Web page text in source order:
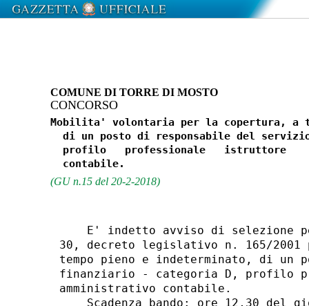
COMUNE DI TORRE DI MOSTO
CONCORSO
Mobilita' volontaria per la copertura, a
di un posto di responsabile del
profilo   professionale   istruttore
(GU n.15 del 20-2-2018)
E' indetto avviso di selezione
30, decreto legislativo n. 165/
tempo pieno e indeterminato, di un
finanziario - categoria D, profilo
amministrativo contabile.
Scadenza bando: ore 12,30 del